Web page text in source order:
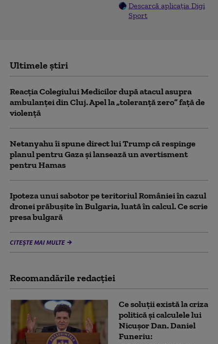
Descarcă aplicația Digi
Sport
Ultimele știri
Reacția Colegiului Medicilor după atacul asupra
ambulanței din Cluj. Apel la „toleranță zero” față de
violență
Netanyahu îi spune direct lui Trump că respinge
planul pentru Gaza și lansează un avertisment
pentru Hamas
Ipoteza unui sabotor pe teritoriul României în cazul
dronei prăbușite în Bulgaria, luată în calcul. Ce scrie
presa bulgară
CITEȘTE MAI MULTE
Recomandările redacţiei
Ce soluții există la criza
politică și calculele lui
Nicușor Dan. Daniel
Funeriu: